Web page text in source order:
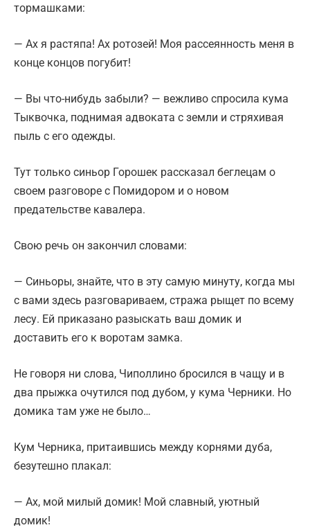
тормашками:
— Ах я растяпа! Ах ротозей! Моя рассеянность меня в
конце концов погубит!
— Вы что-нибудь забыли? — вежливо спросила кума
Тыквочка, поднимая адвоката с земли и стряхивая
пыль с его одежды.
Тут только синьор Горошек рассказал беглецам о
своем разговоре с Помидором и о новом
предательстве кавалера.
Свою речь он закончил словами:
— Синьоры, знайте, что в эту самую минуту, когда мы
с вами здесь разговариваем, стража рыщет по всему
лесу. Ей приказано разыскать ваш домик и
доставить его к воротам замка.
Не говоря ни слова, Чиполлино бросился в чащу и в
два прыжка очутился под дубом, у кума Черники. Но
домика там уже не было…
Кум Черника, притаившись между корнями дуба,
безутешно плакал:
— Ах, мой милый домик! Мой славный, уютный
домик!